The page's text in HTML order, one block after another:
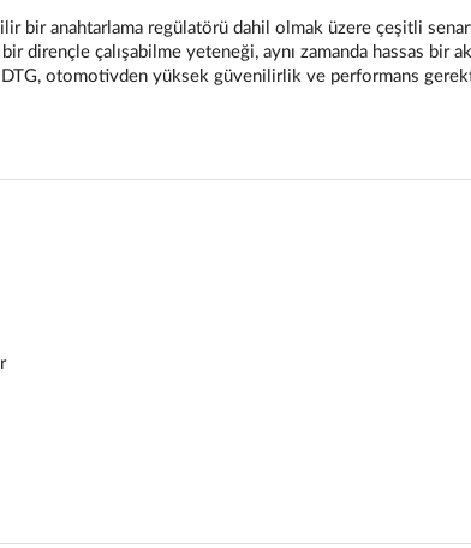
bir anahtarlama regülatörü dahil olmak üzere çeşitli
dirençle çalışabilme yeteneği, aynı zamanda hassas bir
otomotivden yüksek güvenilirlik ve performans